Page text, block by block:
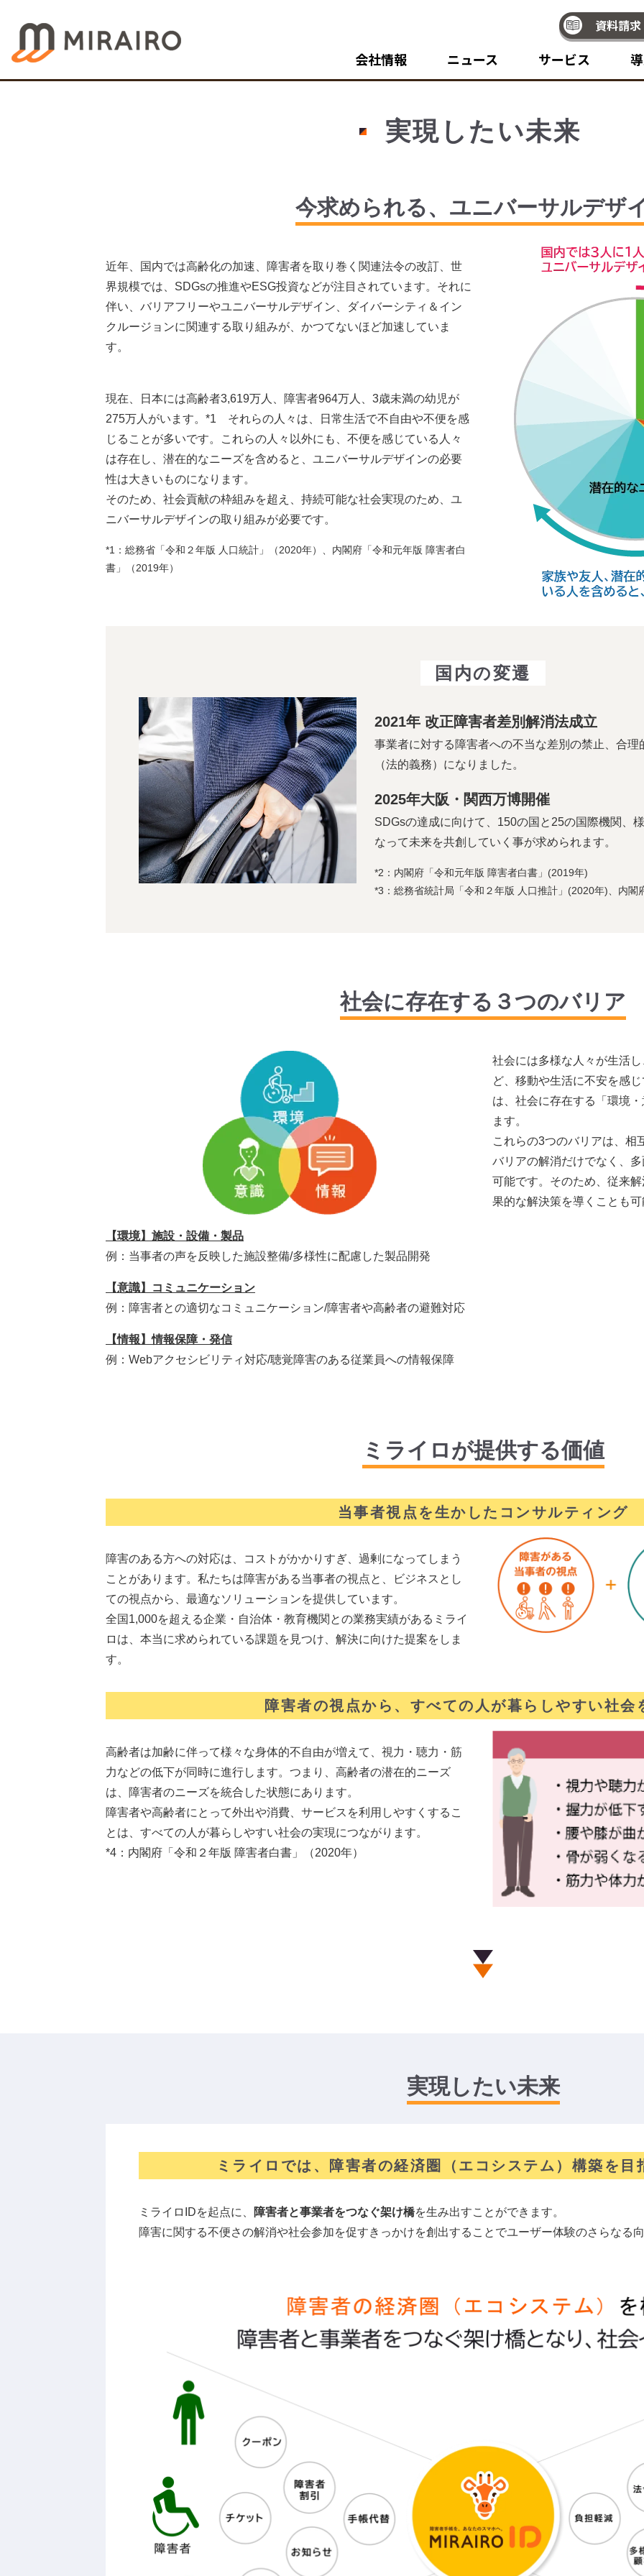
資料請求
会社情報 ニュース サービス
実現したい未来
今求められる、ユニバーサルデザ
近年、国内では高齢化の加速、障害者を取り巻く関連法令の改訂、世
界規模では、SDGsの推進やESG投資などが注目されています。それに
伴い、バリアフリーやユニバーサルデザイン、ダイバーシティ＆イン
クルージョンに関連する取り組みが、かつてないほど加速していま
す。
現在、日本には高齢者3,619万人、障害者964万人、3歳未満の幼児が
275万人がいます。*1 それらの人々は、日常生活で不自由や不便を感
じることが多いです。これらの人々以外にも、不便を感じている人々
は存在し、潜在的なニーズを含めると、ユニバーサルデザインの必要
性は大きいものになります。
そのため、社会貢献の枠組みを超え、持続可能な社会実現のため、ユ
ニバーサルデザインの取り組みが必要です。
*1：総務省「令和２年版 人口統計」（2020年）、内閣府「令和元年版 障害者白
書」（2019年）
国内の変遷
2021年 改正障害者差別解消法成立
事業者に対する障害者への不当な差別の禁止、合
（法的義務）になりました。
2025年大阪・関西万博開催
SDGsの達成に向けて、150の国と25の国際機関、
なって未来を共創していく事が求められます。
*2：内閣府「令和元年版 障害者白書」(2019年)
*3：総務省統計局「令和２年版 人口推計」(2020年)、内
社会に存在する３つのバリア
【環境】施設・設備・製品
例：当事者の声を反映した施設整備/多様性に配慮した製品開発
【意識】コミュニケーション
例：障害者との適切なコミュニケーション/障害者や高齢者の避難対応
【情報】情報保障・発信
例：Webアクセシビリティ対応/聴覚障害のある従業員への情報保障
社会には多様な人々が生活
ど、移動や生活に不安を感
は、社会に存在する「環境
ます。
これらの3つのバリアは、相
バリアの解消だけでなく、
可能です。そのため、従来
果的な解決策を導くことも
ミライロが提供する価値
当事者視点を生かしたコンサルティング
障害のある方への対応は、コストがかかりすぎ、過剰になってしまう
ことがあります。私たちは障害がある当事者の視点と、ビジネスとし
ての視点から、最適なソリューションを提供しています。
全国1,000を超える企業・自治体・教育機関との業務実績があるミライ
ロは、本当に求められている課題を見つけ、解決に向けた提案をしま
す。
障害者の視点から、すべての人が暮らしやすい社会
高齢者は加齢に伴って様々な身体的不自由が増えて、視力・聴力・筋
力などの低下が同時に進行します。つまり、高齢者の潜在的ニーズ
は、障害者のニーズを統合した状態にあります。
障害者や高齢者にとって外出や消費、サービスを利用しやすくするこ
とは、すべての人が暮らしやすい社会の実現につながります。
*4：内閣府「令和２年版 障害者白書」（2020年）
実現したい未来
ミライロでは、障害者の経済圏（エコシステム）構築を目
ミライロIDを起点に、 障害者と事業者をつなぐ架け橋を生み出すことができます。
障害に関する不便さの解消や社会参加を促すきっかけを創出することでユーザー体験のさらなる